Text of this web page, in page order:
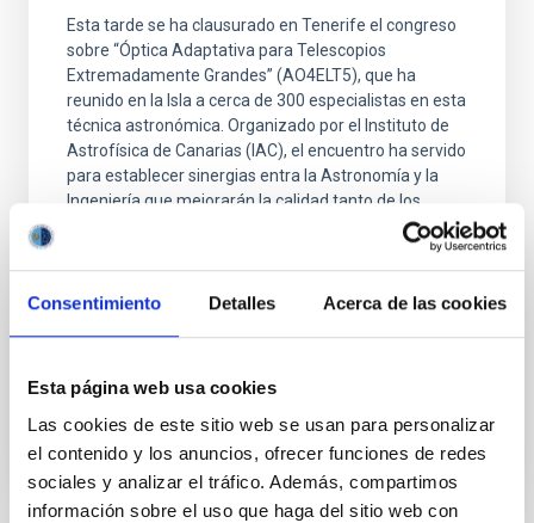
Consentimiento Detalles Acerca de las cookies
Esta página web usa cookies
Las cookies de este sitio web se usan para personalizar
el contenido y los anuncios, ofrecer funciones de redes
sociales y analizar el tráfico. Además, compartimos
información sobre el uso que haga del sitio web con
Esta tarde se ha clausurado en Tenerife el congreso
sobre “Óptica Adaptativa para Telescopios
Extremadamente Grandes” (AO4ELT5), que ha
reunido en la Isla a cerca de 300 especialistas en esta
técnica astronómica. Organizado por el Instituto de
Astrofísica de Canarias (IAC), el encuentro ha servido
para establecer sinergias entra la Astronomía y la
Ingeniería que mejorarán la calidad tanto de los
extremadamente grandes -los solares DKIST y EST y
los nocturnos GMT, TMT y E-ELT-, como de los
grandes telescopios actuales, entre ellos el Gran